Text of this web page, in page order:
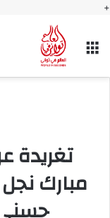
+
القائمة
تغريدة
مبارك